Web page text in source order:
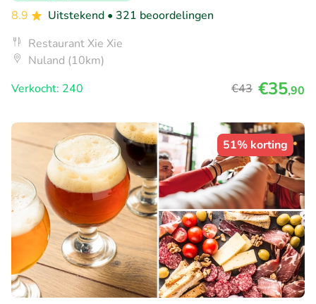
8.9
Uitstekend • 321 beoordelingen
Restaurant Xie Xie
Nuland (10km)
Verkocht: 240
€43 €35,90
51% korting